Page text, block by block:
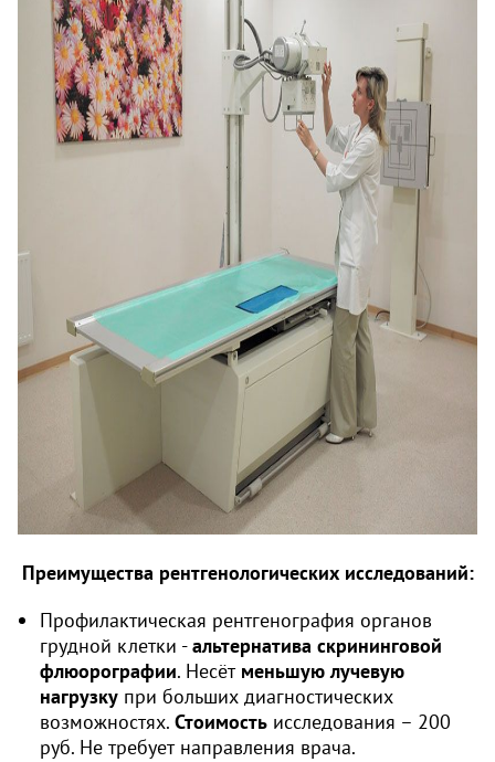
Преимущества рентгенологических исследований:
Профилактическая рентгенография органов
грудной клетки -альтернатива скрининговой
флюорографии. Несёт меньшую лучевую
нагрузку при больших диагностических
возможностях. Стоимость исследования – 200
руб. Не требует направления врача.